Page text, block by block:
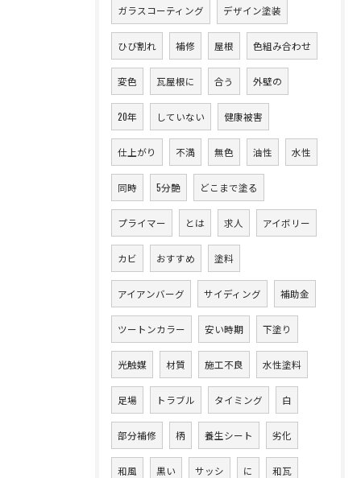
ガラスコーティング デザイン塗装
ひび割れ 補修 屋根 色組み合わせ
変色 瓦屋根に 合う 外壁の
20年 していない 健康被害
仕上がり 不満 無色 油性 水性
同時 5分艶 どこまで塗る
プライマー とは 求人 アイボリー
カビ おすすめ 塗料
アイアンバーグ サイディング 補助金
ツートンカラー 安い時期 下塗り
光触媒 材質 施工不良 水性塗料
足場 トラブル タイミング 白
部分補修 柄 養生シート 劣化
和風 黒い サッシ に 和瓦